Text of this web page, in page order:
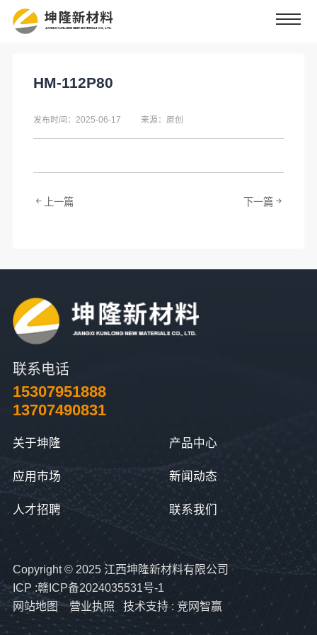
HM-112P80
发布时间：2025-06-17 来源：原创
上一篇 下一篇
联系电话
15307951888
13707490831
关于坤隆 产品中心
应用市场 新闻动态
人才招聘 联系我们
Copyright © 2025 江西坤隆新材料有限公司
ICP :赣ICP备2024035531号-1
网站地图
营业执照 技术支持 : 竞网智赢